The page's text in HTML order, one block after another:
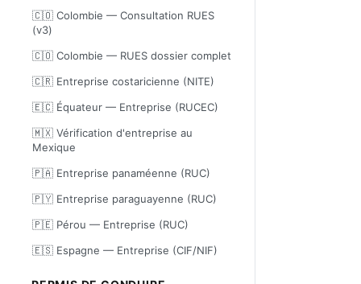
🇨🇴 Colombie — Consultation RUES
(v3)
🇨🇴 Colombie — RUES dossier complet
🇨🇷 Entreprise costaricienne (NITE)
🇪🇨 Équateur — Entreprise (RUCEC)
🇲🇽 Vérification d'entreprise au
Mexique
🇵🇦 Entreprise panaméenne (RUC)
🇵🇾 Entreprise paraguayenne (RUC)
🇵🇪 Pérou — Entreprise (RUC)
🇪🇸 Espagne — Entreprise (CIF/NIF)